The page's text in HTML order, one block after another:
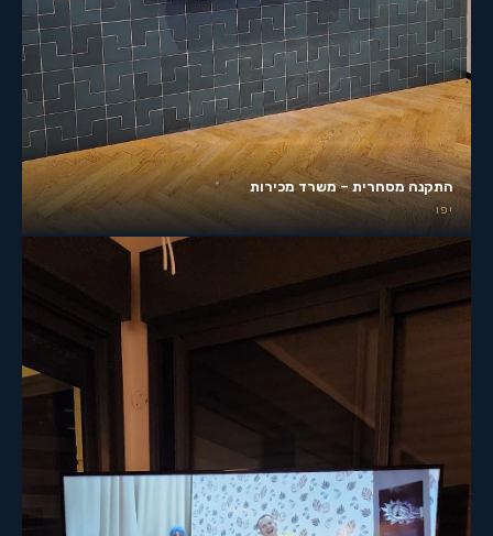
התקנה מסחרית – משרד מכירות
יפו